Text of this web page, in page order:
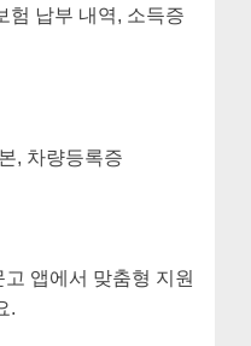
험 납부 내역, 소득증
, 차량등록증
앱에서 맞춤형 지원
.